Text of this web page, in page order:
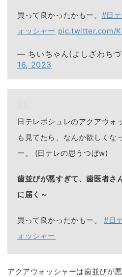
買って良かったかもー。 #日
ォッシャー pic.twitter.com/
— ちいちゃん(よしざわち
16, 2023
日テレポシュレのアクアウォ
も見てたら、なんか欲しくな
ー。 (日テレの思うつぼw)
歯並びが悪すぎて、歯医者さ
に届く～
買って良かったかもー。#日
ォッシャー
アクアウォッシャーは歯並びが